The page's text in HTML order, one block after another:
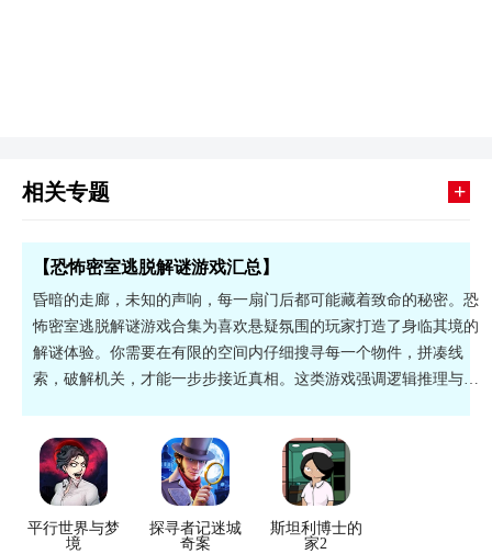
相关专题 +
【恐怖密室逃脱解谜游戏汇总】
昏暗的走廊，未知的声响，每一扇门后都可能藏着致命的秘密。恐
怖密室逃脱解谜游戏合集为喜欢悬疑氛围的玩家打造了身临其境的
解谜体验。你需要在有限的空间内仔细搜寻每一个物件，拼凑线
索，破解机关，才能一步步接近真相。这类游戏强调逻辑推理与观
平行世界与梦
境
探寻者记迷城
奇案
斯坦利博士的
家2